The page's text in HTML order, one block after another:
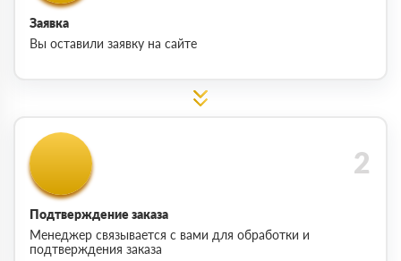
Заявка
Вы оставили заявку на сайте
Подтверждение заказа
Менеджер связывается с вами для обработки и
подтверждения заказа